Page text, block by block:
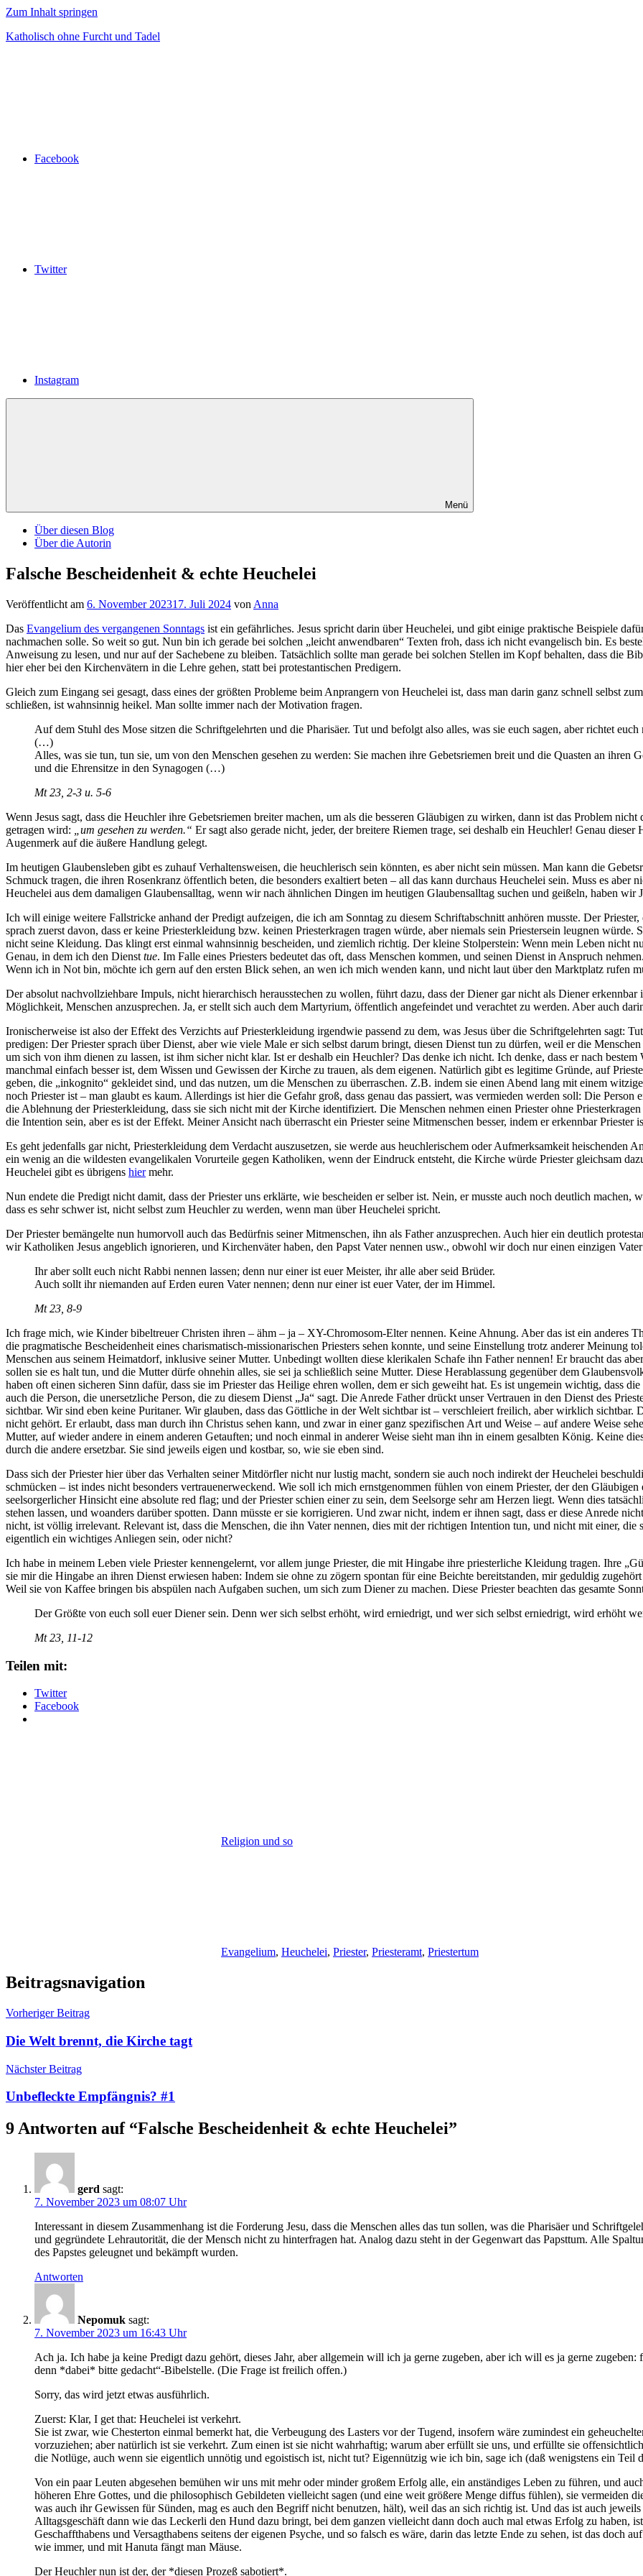
Zum Inhalt springen
Katholisch ohne Furcht und Tadel
Facebook
Twitter
Instagram
Menü
Über diesen Blog
Über die Autorin
Falsche Bescheidenheit & echte Heuchelei
Veröffentlicht am 6. November 202317. Juli 2024 von Anna
Das Evangelium des vergangenen Sonntags ist ein gefährliches. Jesus spricht darin über Heuchelei, und gibt einige praktische Beispiele
nachmachen solle. So weit so gut. Nun bin ich gerade bei solchen „leicht anwendbaren“ Texten froh, dass ich nicht evangelisch bin. Es
Anweisung zu lesen, und nur auf der Sachebene zu bleiben. Tatsächlich sollte man gerade bei solchen Stellen im Kopf behalten, dass die
hier eher bei den Kirchenvätern in die Lehre gehen, statt bei protestantischen Predigern.
Gleich zum Eingang sei gesagt, dass eines der größten Probleme beim Anprangern von Heuchelei ist, dass man darin ganz schnell selbst
schließen, ist wahnsinnig heikel. Man sollte immer nach der Motivation fragen.
Auf dem Stuhl des Mose sitzen die Schriftgelehrten und die Pharisäer. Tut und befolgt also alles, was sie euch sagen, aber richtet
(…)
Alles, was sie tun, tun sie, um von den Menschen gesehen zu werden: Sie machen ihre Gebetsriemen breit und die Quasten an ihren
und die Ehrensitze in den Synagogen (…)
Mt 23, 2-3 u. 5-6
Wenn Jesus sagt, dass die Heuchler ihre Gebetsriemen breiter machen, um als die besseren Gläubigen zu wirken, dann ist das Problem
getragen wird: „um gesehen zu werden.“ Er sagt also gerade nicht, jeder, der breitere Riemen trage, sei deshalb ein Heuchler! Genau
Augenmerk auf die äußere Handlung gelegt.
Im heutigen Glaubensleben gibt es zuhauf Verhaltensweisen, die heuchlerisch sein könnten, es aber nicht sein müssen. Man kann die
Schmuck tragen, die ihren Rosenkranz öffentlich beten, die besonders exaltiert beten – all das kann durchaus Heuchelei sein. Muss es aber
Heuchelei aus dem damaligen Glaubensalltag, wenn wir nach ähnlichen Dingen im heutigen Glaubensalltag suchen und geißeln, haben wir
Ich will einige weitere Fallstricke anhand der Predigt aufzeigen, die ich am Sonntag zu diesem Schriftabschnitt anhören musste. Der
sprach zuerst davon, dass er keine Priesterkleidung bzw. keinen Priesterkragen tragen würde, aber niemals sein Priestersein leugnen
nicht seine Kleidung. Das klingt erst einmal wahnsinnig bescheiden, und ziemlich richtig. Der kleine Stolperstein: Wenn mein Leben nicht
Genau, in dem ich den Dienst tue. Im Falle eines Priesters bedeutet das oft, dass Menschen kommen, und seinen Dienst in Anspruch
Wenn ich in Not bin, möchte ich gern auf den ersten Blick sehen, an wen ich mich wenden kann, und nicht laut über den Marktplatz rufen
Der absolut nachvollziehbare Impuls, nicht hierarchisch herausstechen zu wollen, führt dazu, dass der Diener gar nicht als Diener
Möglichkeit, Menschen anzusprechen. Ja, er stellt sich auch dem Martyrium, öffentlich angefeindet und verachtet zu werden. Aber auch
Ironischerweise ist also der Effekt des Verzichts auf Priesterkleidung irgendwie passend zu dem, was Jesus über die Schriftgelehrten sagt:
predigen: Der Priester sprach über Dienst, aber wie viele Male er sich selbst darum bringt, diesen Dienst tun zu dürfen, weil er die
um sich von ihm dienen zu lassen, ist ihm sicher nicht klar. Ist er deshalb ein Heuchler? Das denke ich nicht. Ich denke, dass er nach
manchmal einfach besser ist, dem Wissen und Gewissen der Kirche zu trauen, als dem eigenen. Natürlich gibt es legitime Gründe, auf
geben, die „inkognito“ gekleidet sind, und das nutzen, um die Menschen zu überraschen. Z.B. indem sie einen Abend lang mit einem
noch Priester ist – man glaubt es kaum. Allerdings ist hier die Gefahr groß, dass genau das passiert, was vermieden werden soll: Die
die Ablehnung der Priesterkleidung, dass sie sich nicht mit der Kirche identifiziert. Die Menschen nehmen einen Priester ohne
die Intention sein, aber es ist der Effekt. Meiner Ansicht nach überrascht ein Priester seine Mitmenschen besser, indem er erkennbar
Es geht jedenfalls gar nicht, Priesterkleidung dem Verdacht auszusetzen, sie werde aus heuchlerischem oder Aufmerksamkeit heischenden
ein wenig an die wildesten evangelikalen Vorurteile gegen Katholiken, wenn der Eindruck entsteht, die Kirche würde Priester gleichsam
Heuchelei gibt es übrigens hiermehr.
Nun endete die Predigt nicht damit, dass der Priester uns erklärte, wie bescheiden er selber ist. Nein, er musste auch noch deutlich machen,
dass es sehr schwer ist, nicht selbst zum Heuchler zu werden, wenn man über Heuchelei spricht.
Der Priester bemängelte nun humorvoll auch das Bedürfnis seiner Mitmenschen, ihn als Father anzusprechen. Auch hier ein deutlich
wir Katholiken Jesus angeblich ignorieren, und Kirchenväter haben, den Papst Vater nennen usw., obwohl wir doch nur einen einzigen
Ihr aber sollt euch nicht Rabbi nennen lassen; denn nur einer ist euer Meister, ihr alle aber seid Brüder.
Auch sollt ihr niemanden auf Erden euren Vater nennen; denn nur einer ist euer Vater, der im Himmel.
Mt 23, 8-9
Ich frage mich, wie Kinder bibeltreuer Christen ihren – ähm – ja – XY-Chromosom-Elter nennen. Keine Ahnung. Aber das ist ein anderes
die pragmatische Bescheidenheit eines charismatisch-missionarischen Priesters sehen konnte, und seine Einstellung trotz anderer Meinung
Menschen aus seinem Heimatdorf, inklusive seiner Mutter. Unbedingt wollten diese klerikalen Schafe ihn Father nennen! Er braucht das
sollen sie es halt tun, und die Mutter dürfe ohnehin alles, sie sei ja schließlich seine Mutter. Diese Herablassung gegenüber dem
haben oft einen sicheren Sinn dafür, dass sie im Priester das Heilige ehren wollen, dem er sich geweiht hat. Es ist ungemein wichtig, dass
auch die Person, die unersetzliche Person, die zu diesem Dienst „Ja“ sagt. Die Anrede Father drückt unser Vertrauen in den Dienst des
sichtbar. Wir sind eben keine Puritaner. Wir glauben, dass das Göttliche in der Welt sichtbar ist – verschleiert freilich, aber wirklich sichtbar.
nicht gehört. Er erlaubt, dass man durch ihn Christus sehen kann, und zwar in einer ganz spezifischen Art und Weise – auf andere Weise
Mutter, auf wieder andere in einem anderen Getauften; und noch einmal in anderer Weise sieht man ihn in einem gesalbten König. Keine
durch die andere ersetzbar. Sie sind jeweils eigen und kostbar, so, wie sie eben sind.
Dass sich der Priester hier über das Verhalten seiner Mitdörfler nicht nur lustig macht, sondern sie auch noch indirekt der Heuchelei
schmücken – ist indes nicht besonders vertrauenerweckend. Wie soll ich mich ernstgenommen fühlen von einem Priester, der den
seelsorgerlicher Hinsicht eine absolute red flag; und der Priester schien einer zu sein, dem Seelsorge sehr am Herzen liegt. Wenn dies
stehen lassen, und woanders darüber spotten. Dann müsste er sie korrigieren. Und zwar nicht, indem er ihnen sagt, dass er diese Anrede
nicht, ist völlig irrelevant. Relevant ist, dass die Menschen, die ihn Vater nennen, dies mit der richtigen Intention tun, und nicht mit einer, die
eigentlich ein wichtiges Anliegen sein, oder nicht?
Ich habe in meinem Leben viele Priester kennengelernt, vor allem junge Priester, die mit Hingabe ihre priesterliche Kleidung tragen. Ihre
sie mir die Hingabe an ihren Dienst erwiesen haben: Indem sie ohne zu zögern spontan für eine Beichte bereitstanden, mir geduldig
Weil sie von Kaffee bringen bis abspülen nach Aufgaben suchen, um sich zum Diener zu machen. Diese Priester beachten das gesamte
Der Größte von euch soll euer Diener sein. Denn wer sich selbst erhöht, wird erniedrigt, und wer sich selbst erniedrigt, wird erhöht
Mt 23, 11-12
Teilen mit:
Twitter
Facebook
Religion und so
Evangelium, Heuchelei, Priester, Priesteramt, Priestertum
Beitragsnavigation
Vorheriger Beitrag
Die Welt brennt, die Kirche tagt
Nächster Beitrag
Unbefleckte Empfängnis? #1
9 Antworten auf “Falsche Bescheidenheit & echte Heuchelei”
gerd sagt:
7. November 2023 um 08:07 Uhr
Interessant in diesem Zusammenhang ist die Forderung Jesu, dass die Menschen alles das tun sollen, was die Pharisäer und
und gegründete Lehrautorität, die der Mensch nicht zu hinterfragen hat. Analog dazu steht in der Gegenwart das Papsttum. Alle
des Papstes geleugnet und bekämpft wurden.
Antworten
Nepomuk sagt:
7. November 2023 um 16:43 Uhr
Ach ja. Ich habe ja keine Predigt dazu gehört, dieses Jahr, aber allgemein will ich ja gerne zugeben, aber ich will es ja gerne
denn *dabei* bitte gedacht“-Bibelstelle. (Die Frage ist freilich offen.)
Sorry, das wird jetzt etwas ausführlich.
Zuerst: Klar, I get that: Heuchelei ist verkehrt.
Sie ist zwar, wie Chesterton einmal bemerkt hat, die Verbeugung des Lasters vor der Tugend, insofern wäre zumindest ein
vorzuziehen; aber natürlich ist sie verkehrt. Zum einen ist sie nicht wahrhaftig; warum aber erfüllt sie uns, und erfüllte sie
die Notlüge, auch wenn sie eigentlich unnötig und egoistisch ist, nicht tut? Eigennützig wie ich bin, sage ich (daß wenigstens ein
Von ein paar Leuten abgesehen bemühen wir uns mit mehr oder minder großem Erfolg alle, ein anständiges Leben zu führen, und
höheren Ehre Gottes, und die philosophisch Gebildeten vielleicht sagen (und eine weit größere Menge diffus fühlen), sie vermeiden
was auch ihr Gewissen für Sünden, mag es auch den Begriff nicht benutzen, hält), weil das an sich richtig ist. Und das ist auch
Alltagsgeschäft dann wie das Leckerli den Hund dazu bringt, bei dem ganzen vielleicht dann doch auch mal etwas Erfolg zu haben,
Geschaffthabens und Versagthabens seitens der eigenen Psyche, und so falsch es wäre, darin das letzte Ende zu sehen, ist das doch
wie immer, und mit Hanuta fängt man Mäuse.
Der Heuchler nun ist der, der *diesen Prozeß sabotiert*.